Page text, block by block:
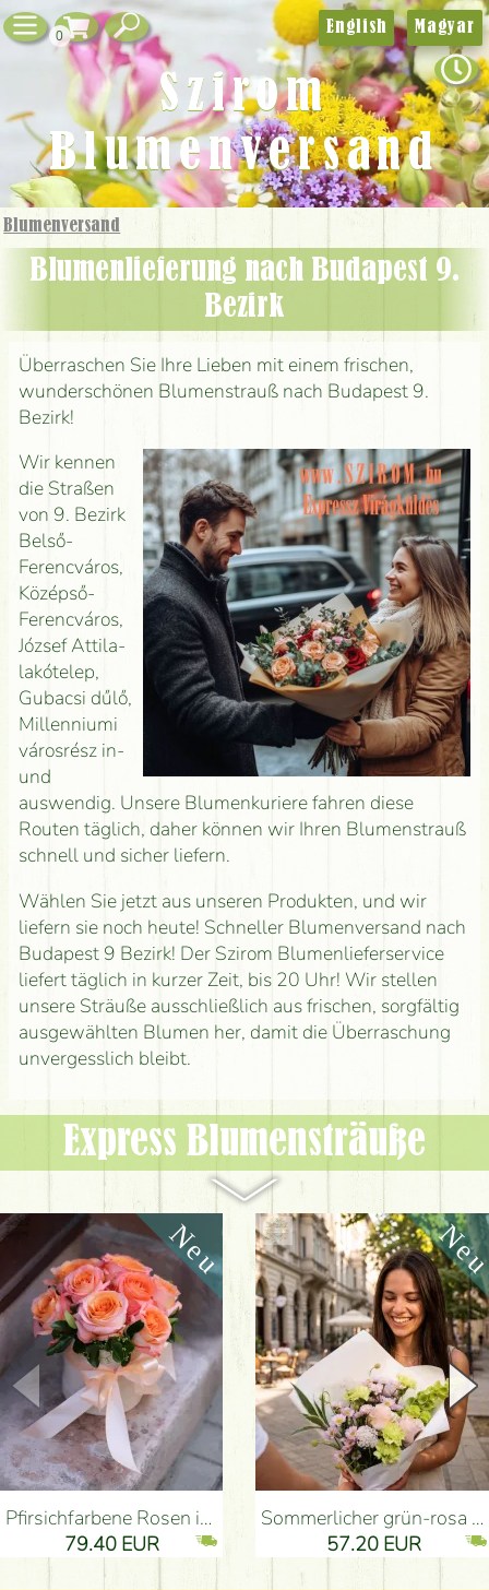
0
Blumenversand
Blumenlieferung nach Budapest 9.
Bezirk
Überraschen Sie Ihre Lieben mit einem frischen,
wunderschönen Blumenstrauß nach Budapest 9.
Bezirk!
Wir kennen
die Straßen
von 9. Bezirk
Belső-
Ferencváros,
Középső-
Ferencváros,
József Attila-
lakótelep,
Gubacsi dűlő,
Millenniumi
városrész in-
und
auswendig. Unsere Blumenkuriere fahren diese
Routen täglich, daher können wir Ihren Blumenstrauß
schnell und sicher liefern.
Wählen Sie jetzt aus unseren Produkten, und wir
liefern sie noch heute! Schneller Blumenversand nach
Budapest 9 Bezirk! Der Szirom Blumenlieferservice
liefert täglich in kurzer Zeit, bis 20 Uhr! Wir stellen
unsere Sträuße ausschließlich aus frischen, sorgfältig
ausgewählten Blumen her, damit die Überraschung
unvergesslich bleibt.
Express Blumen­sträuße
Pfirsichfarbene Rosen in einer eleganten plüsch Zylinderbox (9 Stiele) - Blumenlieferung Budapest
79.40 EUR
Sommerlicher grün-rosa Strauß mit Nelken, Santini, Rosen und kleinen Blüten (12 Stiele) - Blumenlieferung Budapest
57.20 EUR
English Magyar
Szirom
Blumenversand